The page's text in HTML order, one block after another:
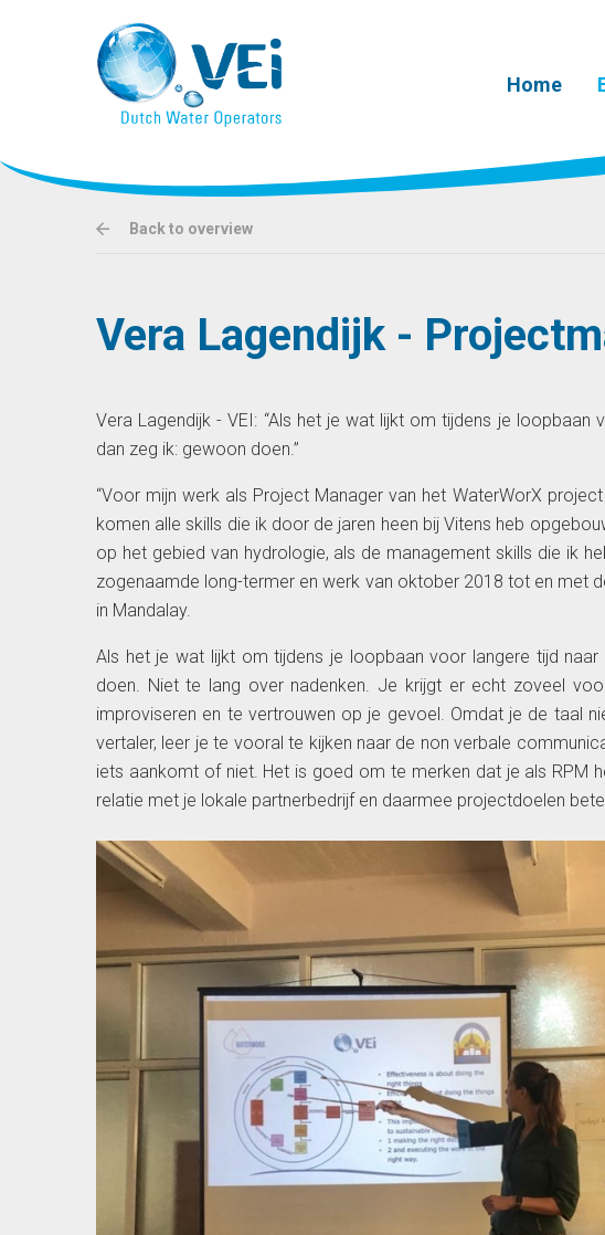
Home
Back to overview
Vera Lagendijk -
Vera Lagendijk - VEI: “Als het je wat lijkt om tijdens je loopbaan
dan zeg ik: gewoon doen.”
“Voor mijn werk als Project Manager van het WaterWorX
komen alle skills die ik door de jaren heen bij Vitens heb
op het gebied van hydrologie, als de management skills die ik
zogenaamde long-termer en werk van oktober 2018 tot en met
in Mandalay.
Als het je wat lijkt om tijdens je loopbaan voor langere tijd
doen. Niet te lang over nadenken. Je krijgt er echt zoveel
improviseren en te vertrouwen op je gevoel. Omdat je de taal
vertaler, leer je te vooral te kijken naar de non verbale
iets aankomt of niet. Het is goed om te merken dat je als RPM
relatie met je lokale partnerbedrijf en daarmee projectdoelen